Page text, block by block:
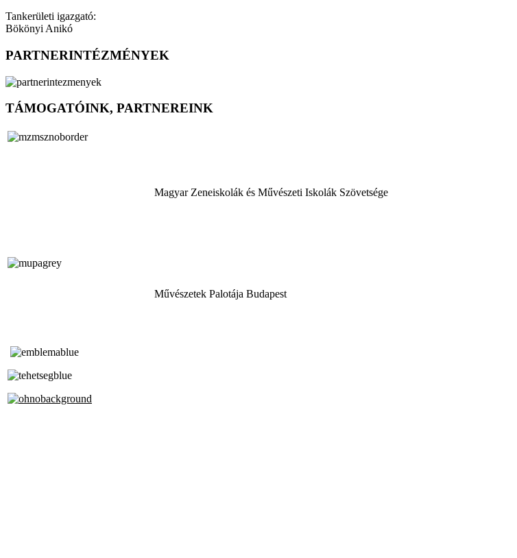
Tankerületi igazgató:
Bökönyi Anikó
PARTNERINTÉZMÉNYEK
TÁMOGATÓINK, PARTNEREINK
Magyar Zeneiskolák és Művészeti Iskolák Szövetsége
Művészetek Palotája Budapest